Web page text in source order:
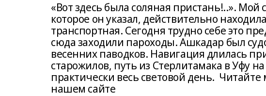
«Вот здесь была соляная пристань!..».
которое он указал, действительно
транспортная. Сегодня трудно себе это
сюда заходили пароходы. Ашкадар был
весенних паводков. Навигация длилась
старожилов, путь из Стерлитамака в Уфу
практически весь световой день.
нашем сайте